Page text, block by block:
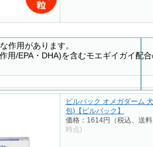
作用があります。
用/EPA・DHA)を含むモエギイガイ配
ビルバック オメガダーム
包)【ビルバック】
価格：1614円（税込、送
時点)